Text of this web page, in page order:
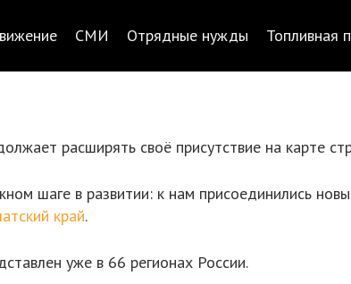
СМИ Отрядные нужды Топливная
расширять своё присутствие на карте
шаге в развитии: к нам присоединились
край.
уже в 66 регионах России.